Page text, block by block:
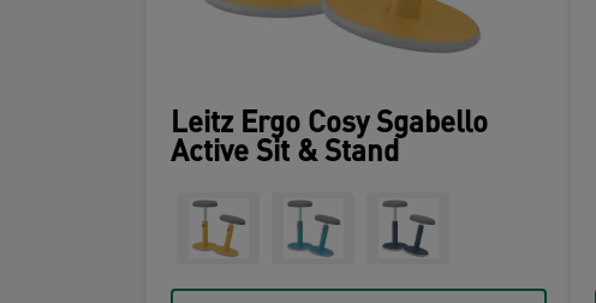
Leitz Ergo Cosy Sgabello
Active Sit & Stand